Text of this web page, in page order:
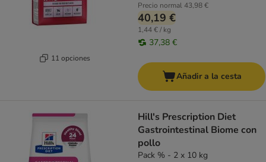
11 opciones
Precio normal43,98 €
40,19 €
1,44 € / kg
37,38 €
Añadir a la cesta
Hill's Prescription Diet
Gastrointestinal Biome con
pollo
Pack % - 2 x 10 kg